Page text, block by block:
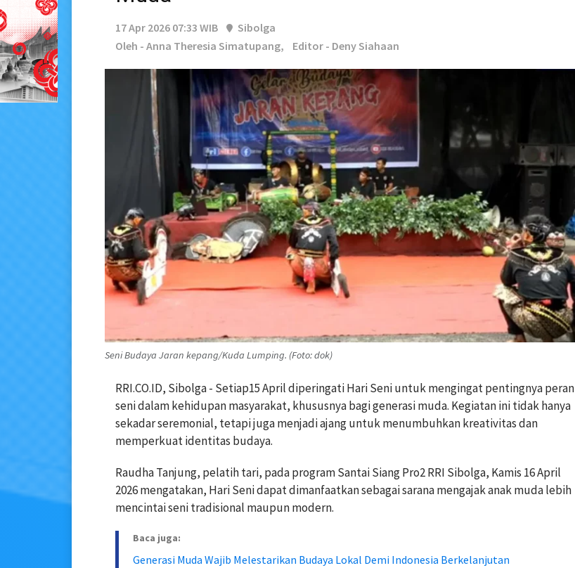
17 Apr 2026 07:33 WIB
Sibolga
Oleh - Anna Theresia Simatupang,
Editor - Deny Siahaan
Seni Budaya Jaran kepang/Kuda Lumping. (Foto: dok)
RRI.CO.ID, Sibolga - Setiap15 April diperingati Hari Seni untuk mengingat pentingnya peran
seni dalam kehidupan masyarakat, khususnya bagi generasi muda. Kegiatan ini tidak hanya
sekadar seremonial, tetapi juga menjadi ajang untuk menumbuhkan kreativitas dan
memperkuat identitas budaya.
Raudha Tanjung, pelatih tari, pada program Santai Siang Pro2 RRI Sibolga, Kamis 16 April
2026 mengatakan, Hari Seni dapat dimanfaatkan sebagai sarana mengajak anak muda lebih
mencintai seni tradisional maupun modern.
Baca juga:
Generasi Muda Wajib Melestarikan Budaya Lokal Demi Indonesia Berkelanjutan